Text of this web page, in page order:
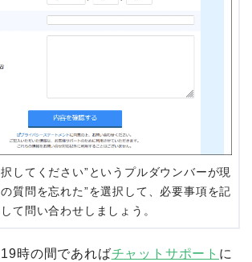
してください”というプルダウンバーが現
質問を忘れた”を選択して、必要事項を記
て問い合わせしましょう。
時の間であればチャットサポート に